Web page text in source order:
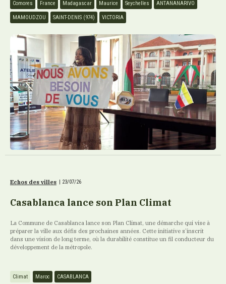
Comores France Madagascar Maurice Seychelles ANTANANARIVO
MAMOUDZOU SAINT-DENIS (974) VICTORIA
Echos des villes 23/07/26
Casablanca lance son Plan Climat
La Commune de Casablanca lance son Plan Climat, une démarche qui vise à
préparer la ville aux défis des prochaines années. Cette initiative s’inscrit
dans une vision de long terme, où la durabilité constitue un fil conducteur du
développement de la métropole.
Climat Maroc CASABLANCA